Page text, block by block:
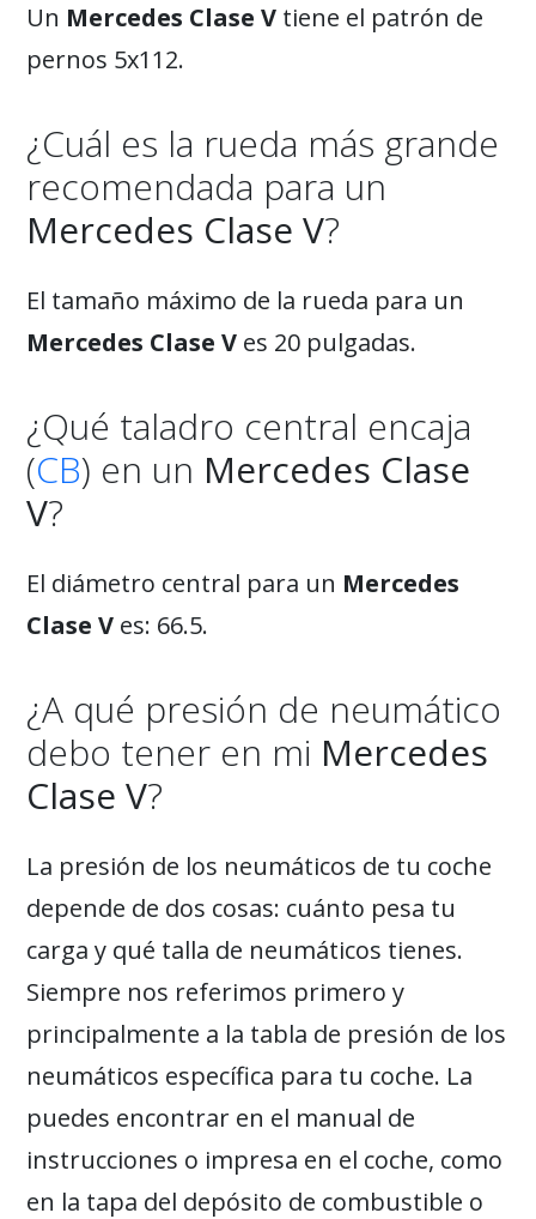
Un Mercedes Clase V tiene el patrón de
pernos 5x112.
¿Cuál es la rueda más grande
recomendada para un
Mercedes Clase V?
El tamaño máximo de la rueda para un
Mercedes Clase V es 20 pulgadas.
¿Qué taladro central encaja
(CB) en un Mercedes Clase
V?
El diámetro central para un Mercedes
Clase V es: 66.5.
¿A qué presión de neumático
debo tener en mi Mercedes
Clase V?
La presión de los neumáticos de tu coche
depende de dos cosas: cuánto pesa tu
carga y qué talla de neumáticos tienes.
Siempre nos referimos primero y
principalmente a la tabla de presión de los
neumáticos específica para tu coche. La
puedes encontrar en el manual de
instrucciones o impresa en el coche, como
en la tapa del depósito de combustible o